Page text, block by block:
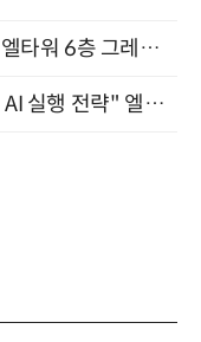
Next AI & Big Data Summit 2026 엘타워 6층 그레이스홀 개최 (9/18)
"AI ROI 시대, 투자 성과 높이는 기업 AI 실행 전략" 엘타워 6층 (9월 18일)